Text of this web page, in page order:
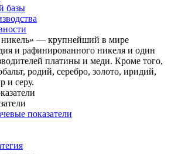
базы
— крупнейший в мире
и рафинированного никеля и один
платины и меди. Кроме того,
родий, серебро, золото, иридий,
и серу.
показатели